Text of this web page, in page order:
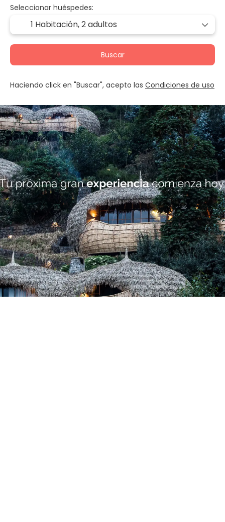
Seleccionar huéspedes:
1 Habitación,2 adultos
Buscar
Haciendo click en "Buscar", acepto las Condiciones de uso